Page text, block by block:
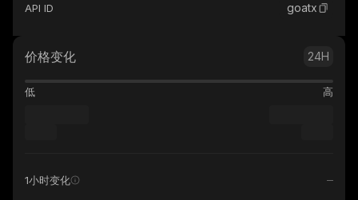
API ID goatx
价格变化 24H
低 高
1小时变化